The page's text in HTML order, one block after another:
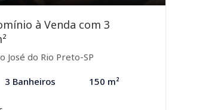
à Venda com 3
José do Rio Preto-SP
3 Banheiros 150 m²